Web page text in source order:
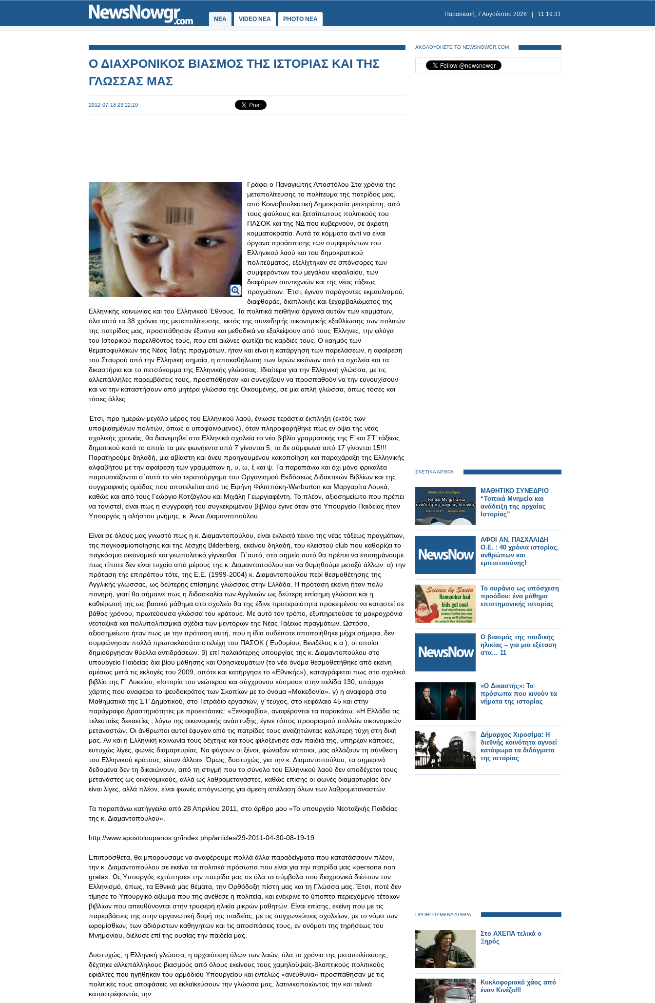
ΝΕΑ VIDEO NEA PHOTO NEA
Παρασκευή, 7 Αυγούστου 2026 11:19:32
Ο ΔΙΑΧΡΟΝΙΚΟΣ ΒΙΑΣΜΟΣ ΤΗΣ ΙΣΤΟΡΙΑΣ ΚΑΙ ΤΗΣ
ΓΛΩΣΣΑΣ ΜΑΣ
2012-07-18 23:22:10
Γράφει ο Παναγιώτης Αποστόλου Στα χρόνια της
μεταπολίτευσης το πολίτευμα της πατρίδος μας,
από Κοινοβουλευτική Δημοκρατία μετετράπη, από
τους φαύλους και ξετσίπωτους πολιτικούς του
ΠΑΣΟΚ και της ΝΔ που κυβερνούν, σε άκρατη
κομματοκρατία. Αυτά τα κόμματα αντί να είναι
όργανα προάσπισης των συμφερόντων του
Ελληνικού λαού και του δημοκρατικού
πολιτεύματος, εξελίχτηκαν σε σπόνσορες των
συμφερόντων του μεγάλου κεφαλαίου, των
διαφόρων συντεχνιών και της νέας τάξεως
πραγμάτων. Έτσι, έγιναν παράγοντες εκμαυλισμού,
διαφθοράς, διαπλοκής και ξεχαρβαλώματος της
Ελληνικής κοινωνίας και του Ελληνικού Έθνους. Τα πολιτικά πειθήνια όργανα αυτών των κομμάτων,
όλα αυτά τα 38 χρόνια της μεταπολίτευσης, εκτός της συνειδητής οικονομικής εξαθλίωσης των πολιτών
της πατρίδας μας, προσπάθησαν έξυπνα και μεθοδικά να εξαλείψουν από τους Έλληνες, την φλόγα
του Ιστορικού παρελθόντος τους, που επί αιώνες φωτίζει τις καρδιές τους . Ο καημός των
θεματοφυλάκων της Νέας Τάξης πραγμάτων, ήταν και είναι η κατάργηση των παρελάσεων, η αφαίρεση
του Σταυρού από την Ελληνική σημαία, η αποκαθήλωση των Ιερών εικόνων από τα σχολεία και τα
δικαστήρια και το πετσόκομμα της Ελληνικής γλώσσας. Ιδιαίτερα για την Ελληνική γλώσσα, με τις
αλλεπάλληλες παρεμβάσεις τους, προσπάθησαν και συνεχίζουν να προσπαθούν να την ευνουχίσουν
και να την καταστήσουν από μητέρα γλώσσα της Οικουμένης, σε μια απλή γλώσσα, όπως τόσες και
τόσες άλλες.
Έτσι, προ ημερών μεγάλο μέρος του Ελληνικού λαού, ένιωσε τεράστια έκπληξη (εκτός των
υποψιασμένων πολιτών, όπως ο υποφαινόμενος), όταν πληροφορήθηκε πως εν όψει της νέας
σχολικής χρονιάς, θα διανεμηθεί στα Ελληνικά σχολεία το νέο βιβλίο γραμματικής της Ε΄και ΣΤ΄τάξεως
δημοτικού κατά το οποίο τα μεν φωνήεντα από 7 γίνονται 5, τα δε σύμφωνα από 17 γίνονται 15!!!
Παρατηρούμε δηλαδή, μια αβίαστη και άνευ προηγουμένου κακοποίηση και παραχάραξη της Ελληνικής
αλφαβήτου με την αφαίρεση των γραμμάτων η, υ, ω, ξ και ψ. Τα παραπάνω και όχι μόνο φρικαλέα
παρουσιάζονται σ΄αυτό το νέο τερατούργημα του Οργανισμού Εκδόσεως Διδακτικών Βιβλίων και της
συγγραφικής ομάδας που αποτελείται από τις Ειρήνη Φιλιππάκη-Warburton και Μαργαρίτα Λουκά,
καθώς και από τους Γεώργιο Κοτζόγλου και Μιχάλη Γεωργιαφέντη. Το πλέον, αξιοσημείωτο που πρέπει
να τονιστεί, είναι πως η συγγραφή του συγκεκριμένου βιβλίου έγινε όταν στο Υπουργείο Παιδείας ήταν
Υπουργός η αλήστου μνήμης, κ. Άννα Διαμαντοπούλου.
Είναι σε όλους μας γνωστό πως η κ. Διαμαντοπούλου, είναι εκλεκτό τέκνο της νέας τάξεως πραγμάτων,
της παγκοσμιοποίησης και της λέσχης Bilderberg, εκείνου δηλαδή, του κλειστού club που καθορίζει το
παγκόσμιο οικονομικό και γεωπολιτικό γίγνεσθαι. Γι΄αυτό, στο σημείο αυτό θα πρέπει να επισημάνουμε
πως τίποτε δεν είναι τυχαίο από μέρους της κ. Διαμαντοπούλου και να θυμηθούμε μεταξύ άλλων: α) την
πρόταση της επιτρόπου τότε, της Ε.Ε. (1999-2004) κ. Διαμαντοπούλου περί θεσμοθέτησης της
Αγγλικής γλώσσας, ως δεύτερης επίσημης γλώσσας στην Ελλάδα. Η πρόταση εκείνη ήταν πολύ
πονηρή, γιατί θα σήμαινε πως η διδασκαλία των Αγγλικών ως δεύτερη επίσημη γλώσσα και η
καθιέρωσή της ως βασικό μάθημα στο σχολείο θα της έδινε προτεραιότητα προκειμένου να καταστεί σε
βάθος χρόνου, πρωτεύουσα γλώσσα του κράτους. Με αυτό τον τρόπο, εξυπηρετούσε τα μακροχρόνια
νεοταξικά και πολυπολιτισμικά σχέδια των μεντόρων της Νέας Τάξεως πραγμάτων. Ωστόσο,
αξιοσημείωτο ήταν πως με την πρόταση αυτή, που η ίδια ουδέποτε αποποιήθηκε μέχρι σήμερα, δεν
συμφώνησαν πολλά πρωτοκλασάτα στελέχη του ΠΑΣΟΚ ( Ευθυμίου, Βενιζέλος κ.α.), οι οποίοι
δημιούργησαν θύελλα αντιδράσεων. β) επί παλαιότερης υπουργίας της κ. Διαμαντοπούλου στο
υπουργείο Παιδείας δια βίου μάθησης και Θρησκευμάτων (το νέο όνομα θεσμοθετήθηκε από εκείνη
αμέσως μετά τις εκλογές του 2009, οπότε και κατήργησε το «Εθνικής»), καταγράφεται πως στο σχολικό
βιβλίο της Γ΄ Λυκείου, «Ιστορία του νεώτερου και σύγχρονου κόσμου» στην σελίδα 130, υπάρχει
χάρτης που αναφέρει το ψευδοκράτος των Σκοπίων με το όνομα «Μακεδονία». γ) η αναφορά στα
Μαθηματικά της ΣΤ΄Δημοτικού, στο Τετράδιο εργασιών, γ΄τεύχος, στο κεφάλαιο 45 και στην
παράγραφο Δραστηριότητες με προεκτάσεις: «Ξενοφοβία», αναφέρονται τα παρακάτω: «Η Ελλάδα τις
τελευταίες δεκαετίες , λόγω της οικονομικής ανάπτυξης, έγινε τόπος προορισμού πολλών οικονομικών
μεταναστών. Οι άνθρωποι αυτοί έφυγαν από τις πατρίδες τους αναζητώντας καλύτερη τύχη στη δική
μας. Αν και η Ελληνική κοινωνία τους δέχτηκε και τους φιλοξένησε σαν παιδιά της, υπήρξαν κάποιες,
ευτυχώς λίγες, φωνές διαμαρτυρίας. Να φύγουν οι ξένοι, φώναξαν κάποιοι, μας αλλάζουν τη σύνθεση
του Ελληνικού κράτους, είπαν άλλοι». Όμως, δυστυχώς, για την κ. Διαμαντοπούλου, τα σημερινά
δεδομένα δεν τη δικαιώνουν, από τη στιγμή που το σύνολο του Ελληνικού λαού δεν αποδέχεται τους
μετανάστες ως οικονομικούς, αλλά ως λαθρομετανάστες, καθώς επίσης οι φωνές διαμαρτυρίας δεν
είναι λίγες, αλλά πλέον, είναι φωνές απόγνωσης για άμεση απέλαση όλων των λαθρομεταναστών.
Τα παραπάνω κατήγγειλα από 28 Απριλίου 2011, στο άρθρο μου «Το υπουργείο Νεοταξικής Παιδείας
της κ. Διαμαντοπούλου».
http://www.apostoloupanos.gr/index.php/articles/29-2011-04-30-08-19-19
Επιπρόσθετα, θα μπορούσαμε να αναφέρουμε πολλά άλλα παραδείγματα που κατατάσσουν πλέον,
την κ. Διαμαντοπούλου σε εκείνα τα πολιτικά πρόσωπα που είναι για την πατρίδα μας «persona non
grata». Ως Υπουργός «χτύπησε» την πατρίδα μας σε όλα τα σύμβολα που διαχρονικά διέπουν τον
Ελληνισμό, όπως, τα Εθνικά μας θέματα, την Ορθόδοξη πίστη μας και τη Γλώσσα μας. Έτσι, ποτέ δεν
τίμησε το Υπουργικό αξίωμα που της ανέθεσε η πολιτεία, και ενέκρινε το ύποπτο περιεχόμενο τέτοιων
βιβλίων που απευθύνονται στην τρυφερή ηλικία μικρών μαθητών. Είναι επίσης, εκείνη που με τις
παρεμβάσεις της στην οργανωτική δομή της παιδείας, με τις συγχωνεύσεις σχολείων, με το νόμο των
ωρομίσθιων, των αδιόριστων καθηγητών και τις αποσπάσεις τους, εν ονόματι της τηρήσεως του
Μνημονίου, διέλυσε επί της ουσίας την παιδεία μας.
Δυστυχώς, η Ελληνική γλώσσα, η αρχαιότερη όλων των λαών, όλα τα χρόνια της μεταπολίτευσης,
δέχτηκε αλλεπάλληλους βιασμούς από όλους εκείνους τους χαμηλοϋψείς-βλαπτικούς πολιτικούς
εφιάλτες που ηγήθηκαν του αρμόδιου Υπουργείου και εντελώς «ανεύθυνα» προσπάθησαν με τις
πολιτικές τους αποφάσεις να εκλαϊκεύσουν την γλώσσα μας, λατινικοποιώντας την και τελικά
καταστρέφοντάς την.
ΑΚΟΛΟΥΘΗΣΤΕ ΤΟ NEWSNOWGR.COM
ΣΧΕΤΙΚΑ ΑΡΘΡΑ
ΜΑΘΗΤΙΚΟ ΣΥΝΕΔΡΙΟ
“Τοπικά Μνημεία και
ανάδειξη της αρχαίας
Ιστορίας”
ΑΦΟΙ ΑΝ. ΠΑΣΧΑΛΙΔΗ
Ο.Ε. : 40 χρόνια ιστορίας,
ανθρώπων και
εμπιστοσύνης!
Το ουράνιο ως υπόσχεση
προόδου: ένα μάθημα
επιστημονικής ιστορίας
Ο βιασμός της παιδικής
ηλικίας – για μια εξέταση
στα… 11
«Ο Δικαστής»: Τα
πρόσωπα που κινούν τα
νήματα της ιστορίας
Δήμαρχος Χιροσίμα: Η
διεθνής κοινότητα αγνοεί
κατάφωρα τα διδάγματα
της ιστορίας
ΠΡΟΗΓΟΥΜΕΝΑ ΑΡΘΡΑ
Στο ΑΧΕΠΑ τελικά ο
Ξηρός
Κυκλοφοριακό χάος από
έναν Κινέζο!!!